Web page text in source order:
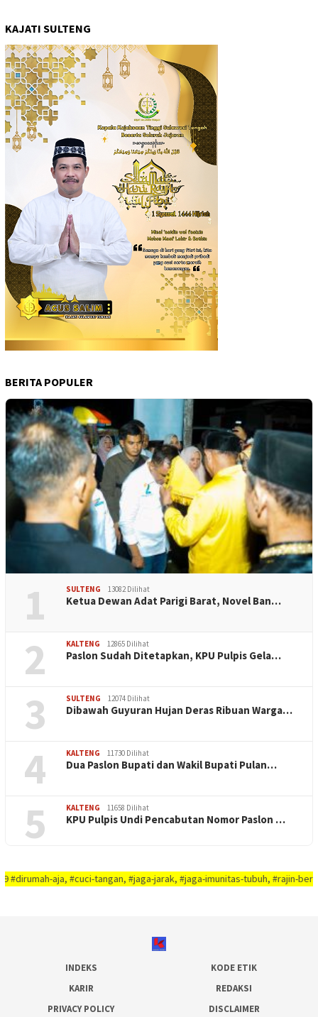
KAJATI SULTENG
BERITA POPULER
1 SULTENG 13082 Dilihat
Ketua Dewan Adat Parigi Barat, Novel Ban…
2 KALTENG 12865 Dilihat
Paslon Sudah Ditetapkan, KPU Pulpis Gela…
3 SULTENG 12074 Dilihat
Dibawah Guyuran Hujan Deras Ribuan Warga…
4 KALTENG 11730 Dilihat
Dua Paslon Bupati dan Wakil Bupati Pulan…
5 KALTENG 11658 Dilihat
KPU Pulpis Undi Pencabutan Nomor Paslon …
aja, #cuci-tangan, #jaga-jarak, #jaga-imunitas-tubuh, #rajin-
INDEKS
KODE ETIK
KARIR
REDAKSI
PRIVACY POLICY
DISCLAIMER